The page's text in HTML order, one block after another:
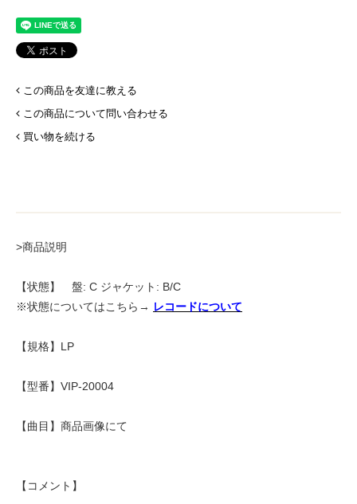
この商品を友達に教える
この商品について問い合わせる
買い物を続ける
>商品説明
【状態】 盤: C ジャケット: B/C
※状態についてはこちら→ レコードについて
【規格】LP
【型番】VIP-20004
【曲目】商品画像にて
【コメント】